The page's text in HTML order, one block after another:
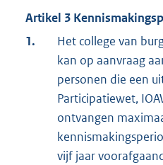
Artikel 3
1.
Het college van
kan op aanvraag
personen die een
Participatiewet,
ontvangen
vijf jaar